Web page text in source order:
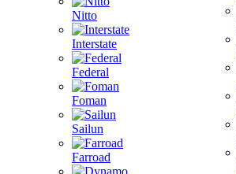
Nitto
Interstate
Federal
Foman
Sailun
Farroad